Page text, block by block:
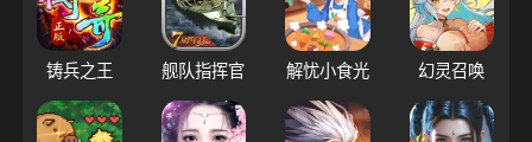
铸兵之王 舰队指挥官 解忧小食光 幻灵召唤